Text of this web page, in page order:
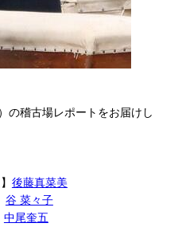
の稽古場レポートをお届けし
後藤真菜美
谷 菜々子
中尾奎五